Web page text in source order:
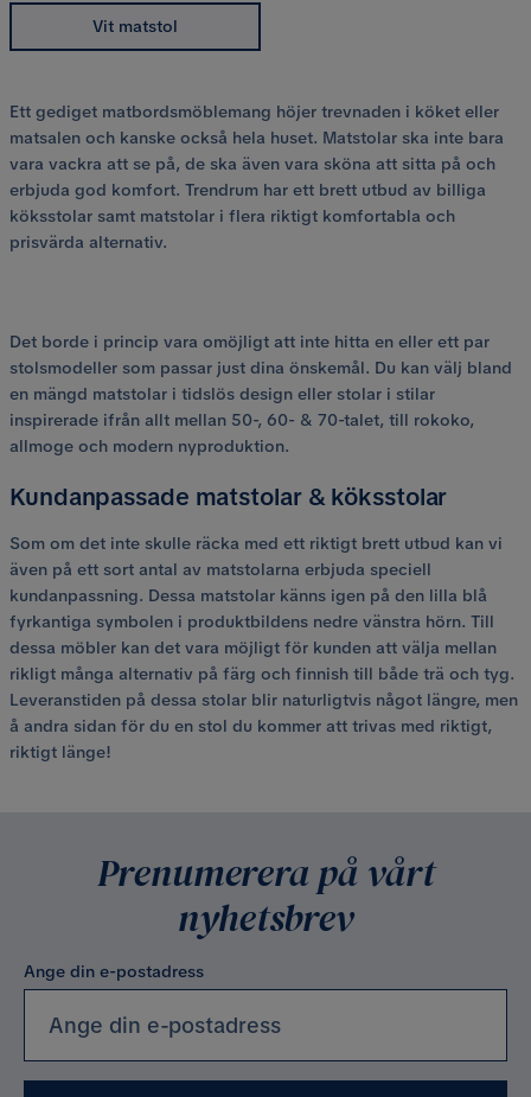
Vit matstol
Ett gediget matbordsmöblemang höjer trevnaden i köket eller
matsalen och kanske också hela huset. Matstolar ska inte bara
vara vackra att se på, de ska även vara sköna att sitta på och
erbjuda god komfort. Trendrum har ett brett utbud av billiga
köksstolar samt matstolar i flera riktigt komfortabla och
prisvärda alternativ.
Det borde i princip vara omöjligt att inte hitta en eller ett par
stolsmodeller som passar just dina önskemål. Du kan välj bland
en mängd matstolar i tidslös design eller stolar i stilar
inspirerade ifrån allt mellan 50-, 60- & 70-talet, till rokoko,
allmoge och modern nyproduktion.
Kundanpassade matstolar & köksstolar
Som om det inte skulle räcka med ett riktigt brett utbud kan vi
även på ett sort antal av matstolarna erbjuda speciell
kundanpassning. Dessa matstolar känns igen på den lilla blå
fyrkantiga symbolen i produktbildens nedre vänstra hörn. Till
dessa möbler kan det vara möjligt för kunden att välja mellan
rikligt många alternativ på färg och finnish till både trä och tyg.
Leveranstiden på dessa stolar blir naturligtvis något längre, men
å andra sidan för du en stol du kommer att trivas med riktigt,
riktigt länge!
Prenumerera på vårt
nyhetsbrev
Ange din e-postadress